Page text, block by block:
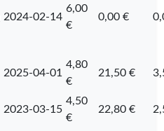
2024-02-14
6,00
€
0,00 €
2025-04-01
4,80
€
21,50 €
2023-03-15
4,50
€
22,80 €